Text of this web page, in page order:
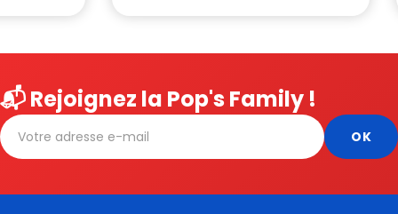
📬 Rejoignez la Pop's Family !